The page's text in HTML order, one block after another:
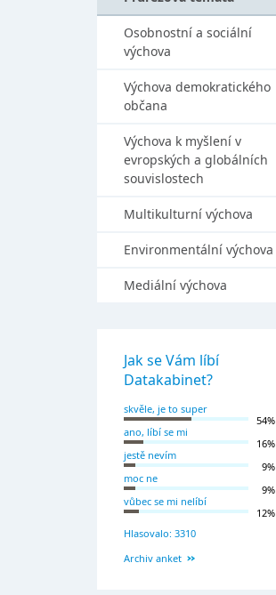
Osobnostní a sociální
výchova
Výchova demokratického
občana
Výchova k myšlení v
evropských a globálních
souvislostech
Multikulturní výchova
Environmentální výchova
Mediální výchova
Jak se Vám líbí
Datakabinet?
skvěle, je to super
54%
ano, líbí se mi
16%
jestě nevím
9%
moc ne
9%
vůbec se mi nelíbí
12%
Hlasovalo: 3310
Archiv anket